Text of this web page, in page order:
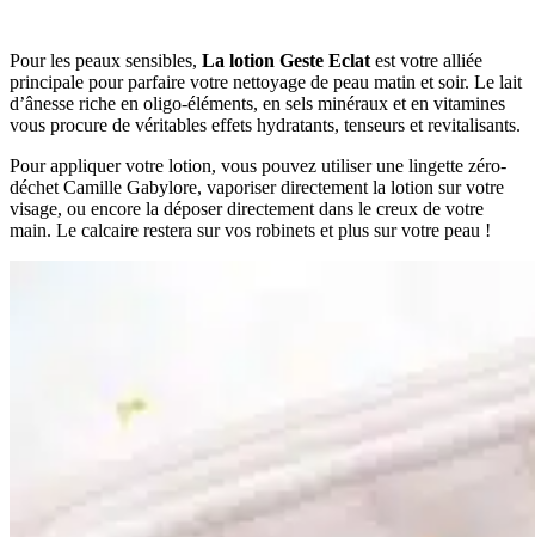
Pour les peaux sensibles, La lotion Geste Eclat est votre alliée
principale pour parfaire votre nettoyage de peau matin et soir. Le lait
d’ânesse riche en oligo-éléments, en sels minéraux et en vitamines
vous procure de véritables effets hydratants, tenseurs et revitalisants.
Pour appliquer votre lotion, vous pouvez utiliser une lingette zéro-
déchet Camille Gabylore, vaporiser directement la lotion sur votre
visage, ou encore la déposer directement dans le creux de votre
main. Le calcaire restera sur vos robinets et plus sur votre peau !